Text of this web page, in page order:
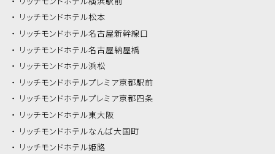
リッチモンドホテル松本
リッチモンドホテル名古屋新幹線口
リッチモンドホテル名古屋納屋橋
リッチモンドホテル浜松
リッチモンドホテルプレミア京都駅前
リッチモンドホテルプレミア京都四条
リッチモンドホテル東大阪
リッチモンドホテルなんば大国町
リッチモンドホテル姫路